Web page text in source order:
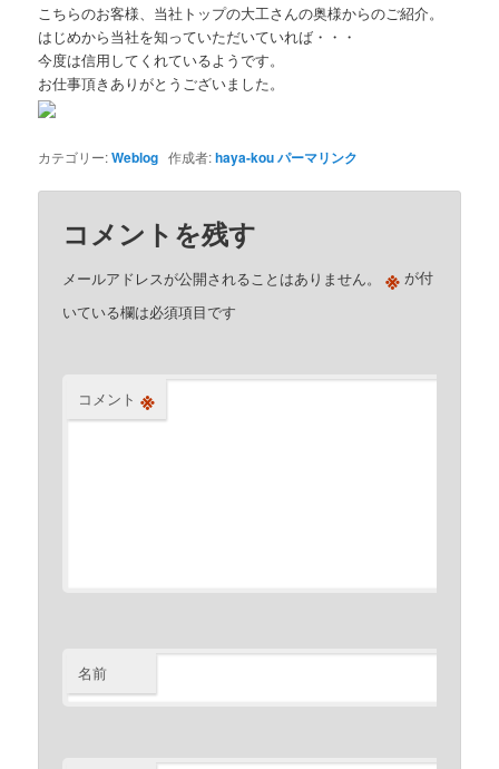
こちらのお客様、当社トップの大工さんの奥様からのご紹介。
はじめから当社を知っていただいていれば・・・
今度は信用してくれているようです。
お仕事頂きありがとうございました。
カテゴリー:Weblog 作成者:haya-kouパーマリンク
コメントを残す
メールアドレスが公開されることはありません。 ※ が付
いている欄は必須項目です
コメント ※
名前